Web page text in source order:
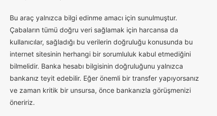
Bu araç yalnızca bilgi edinme amacı için sunulmuştur.
Çabaların tümü doğru veri sağlamak için harcansa da
kullanıcılar, sağladığı bu verilerin doğruluğu konusunda bu
internet sitesinin herhangi bir sorumluluk kabul etmediğini
bilmelidir. Banka hesabı bilgisinin doğruluğunu yalnızca
bankanız teyit edebilir. Eğer önemli bir transfer yapıyorsanız
ve zaman kritik bir unsursa, önce bankanızla görüşmenizi
öneririz.